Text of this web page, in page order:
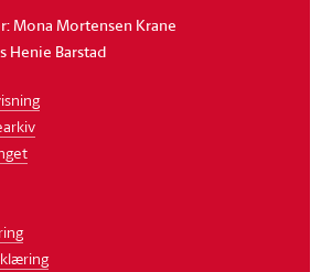
Mona Mortensen Krane
Henie Barstad